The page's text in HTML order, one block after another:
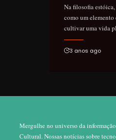
Na filosofia
como um elemento
cultivar uma vida
3 anos ago
Mergulhe no universo da
Cultural. Nossas notícias sobre